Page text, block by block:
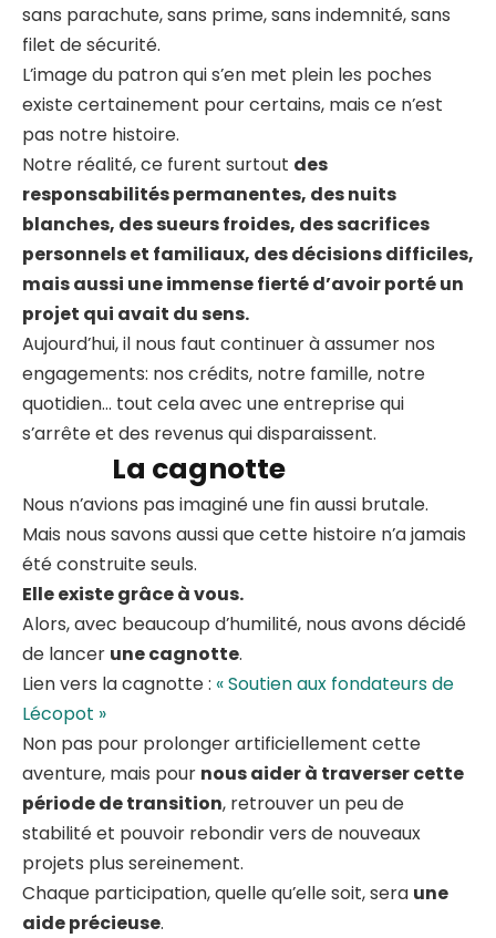
sans parachute, sans prime, sans indemnité, sans
filet de sécurité.
L’image du patron qui s’en met plein les poches
existe certainement pour certains, mais ce n’est
pas notre histoire.
Notre réalité, ce furent surtout des
responsabilités permanentes, des nuits
blanches, des sueurs froides, des sacrifices
personnels et familiaux, des décisions difficiles,
mais aussi une immense fierté d’avoir porté un
projet qui avait du sens.
Aujourd’hui, il nous faut continuer à assumer nos
engagements: nos crédits, notre famille, notre
quotidien… tout cela avec une entreprise qui
s’arrête et des revenus qui disparaissent.
La cagnotte
Nous n’avions pas imaginé une fin aussi brutale.
Mais nous savons aussi que cette histoire n’a jamais
été construite seuls.
Elle existe grâce à vous.
Alors, avec beaucoup d’humilité, nous avons décidé
de lancer une cagnotte.
Lien vers la cagnotte : « Soutien aux fondateurs de
Lécopot »
Non pas pour prolonger artificiellement cette
aventure, mais pour nous aider à traverser cette
période de transition, retrouver un peu de
stabilité et pouvoir rebondir vers de nouveaux
projets plus sereinement.
Chaque participation, quelle qu’elle soit, sera une
aide précieuse.